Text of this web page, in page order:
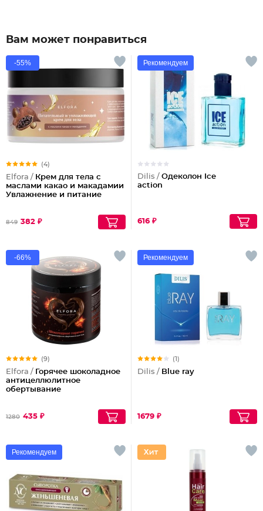
Вам может понравиться
-55%
(4)
Elfora / Крем для тела с
маслами какао и макадамии
Увлажнение и питание
849 382 ₽
Рекомендуем
Dilis / Одеколон Ice
action
616 ₽
-66%
(9)
Elfora / Горячее шоколадное
антицеллюлитное
обертывание
1280 435 ₽
Рекомендуем
(1)
Dilis / Blue ray
1679 ₽
Рекомендуем